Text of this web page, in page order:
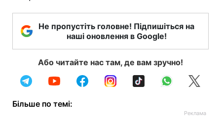
Не пропустіть головне! Підпишіться на
наші оновлення в Google!
Або читайте нас там, де вам зручно!
Більше по темі: